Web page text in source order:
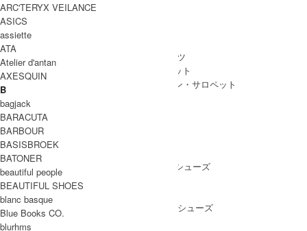
MEN
MEN ALL ITEM
/ ボトムス・パンツ
/ アウター・ジャケット
/ オールインワン・サロペット
SHOES
SHOES ALL ITEM
/ ドレスシューズ
BOOTS
PUMPS
/ バレエシューズ
ARC'TERYX VEILANCE
ASICS
assiette
ATA
Atelier d'antan
AXESQUIN
B
bagjack
BARACUTA
BARBOUR
BASISBROEK
BATONER
beautiful people
BEAUTIFUL SHOES
blanc basque
Blue Books CO.
blurhms